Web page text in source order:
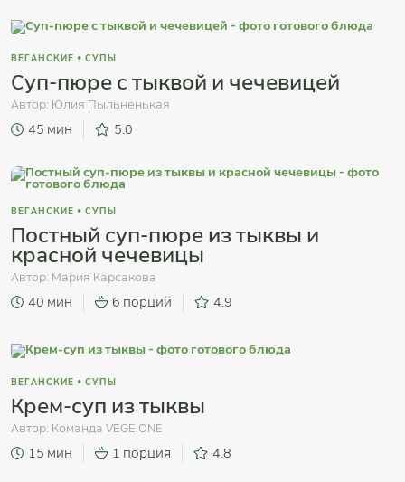
ВЕГАНСКИЕ • СУПЫ
Суп-пюре с тыквой и чечевицей
Автор: Юлия Пыльненькая
45 мин 5.0
ВЕГАНСКИЕ • СУПЫ
Постный суп-пюре из тыквы и
красной чечевицы
Автор: Мария Карсакова
40 мин 6 порций 4.9
ВЕГАНСКИЕ • СУПЫ
Крем-суп из тыквы
Автор: Команда VEGE.ONE
15 мин 1 порция 4.8